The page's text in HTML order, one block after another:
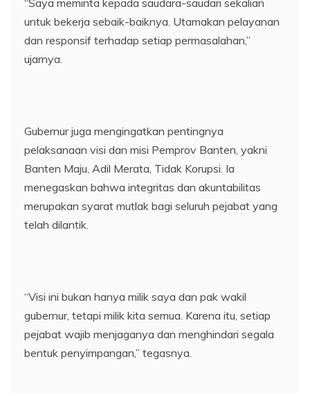
“Saya meminta kepada saudara-saudari sekalian
untuk bekerja sebaik-baiknya. Utamakan pelayanan
dan responsif terhadap setiap permasalahan,”
ujarnya.
Gubernur juga mengingatkan pentingnya
pelaksanaan visi dan misi Pemprov Banten, yakni
Banten Maju, Adil Merata, Tidak Korupsi. Ia
menegaskan bahwa integritas dan akuntabilitas
merupakan syarat mutlak bagi seluruh pejabat yang
telah dilantik.
“Visi ini bukan hanya milik saya dan pak wakil
gubernur, tetapi milik kita semua. Karena itu, setiap
pejabat wajib menjaganya dan menghindari segala
bentuk penyimpangan,” tegasnya.